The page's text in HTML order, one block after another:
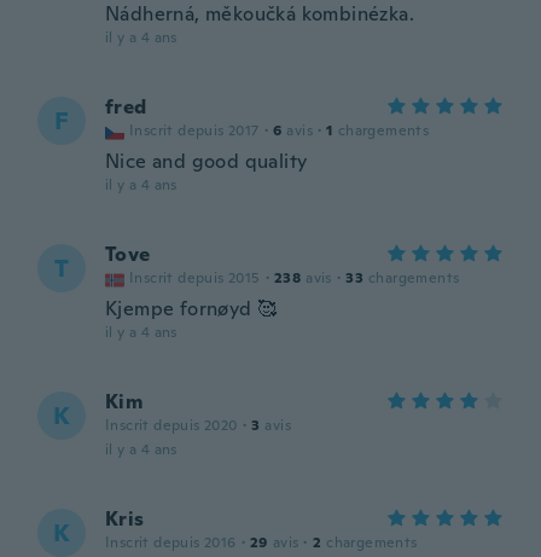
Nádherná, měkoučká kombinézka.
il y a 4 ans
F fred
Inscrit depuis 2017 · 6 avis · 1 chargements
Nice and good quality
il y a 4 ans
T Tove
Inscrit depuis 2015 · 238 avis · 33 chargements
Kjempe fornøyd 🥰
il y a 4 ans
K Kim
Inscrit depuis 2020 · 3 avis
il y a 4 ans
K Kris
Inscrit depuis 2016 · 29 avis · 2 chargements